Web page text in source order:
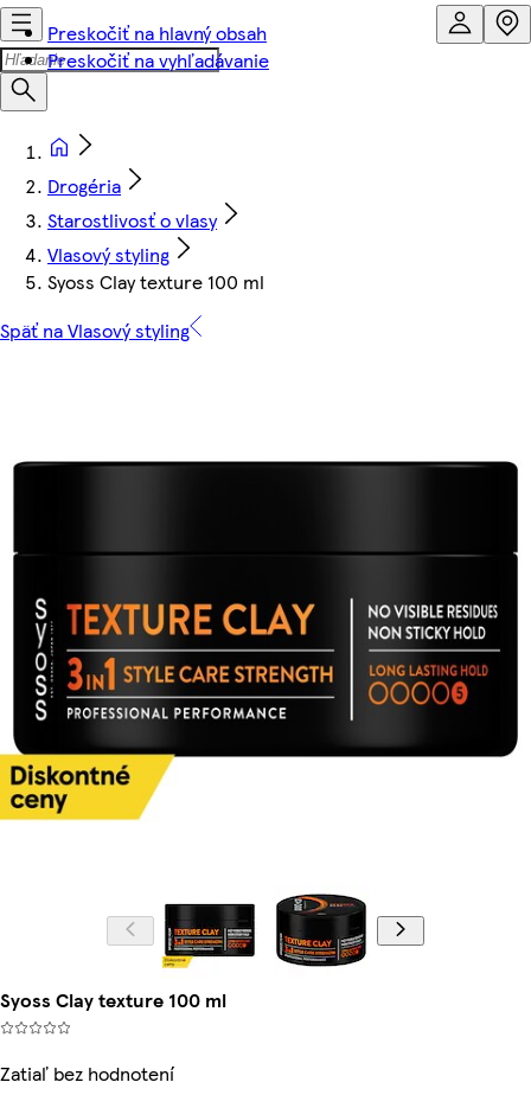
Preskočiť na hlavný obsah
Preskočiť na vyhľadávanie
Drogéria
Starostlivosť o vlasy
Vlasový styling
Syoss Clay texture 100 ml
Späť na Vlasový styling
Syoss Clay texture 100 ml
Zatiaľ bez hodnotení